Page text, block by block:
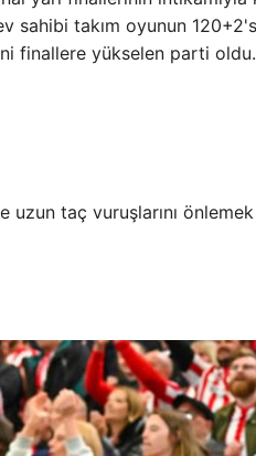
takım oyunun
finallere yükselen parti oldu.
taç vuruşlarını